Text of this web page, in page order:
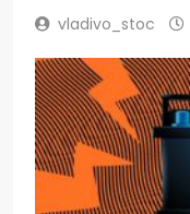
vladivo_stoc